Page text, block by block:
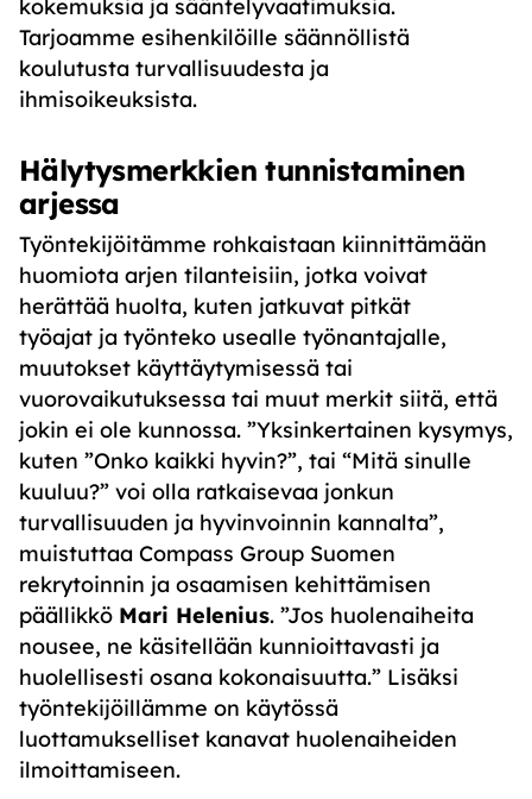
kokemuksia ja sääntelyvaatimuksia.
Tarjoamme esihenkilöille säännöllistä
koulutusta turvallisuudesta ja
ihmisoikeuksista.
Hälytysmerkkien tunnistaminen
arjessa
Työntekijöitämme rohkaistaan kiinnittämään
huomiota arjen tilanteisiin, jotka voivat
herättää huolta, kuten jatkuvat pitkät
työajat ja työnteko usealle työnantajalle,
muutokset käyttäytymisessä tai
vuorovaikutuksessa tai muut merkit siitä, että
jokin ei ole kunnossa. ”Yksinkertainen kysymys,
kuten ”Onko kaikki hyvin?”, tai “Mitä sinulle
kuuluu?” voi olla ratkaisevaa jonkun
turvallisuuden ja hyvinvoinnin kannalta”,
muistuttaa Compass Group Suomen
rekrytoinnin ja osaamisen kehittämisen
päällikkö Mari Helenius. ”Jos huolenaiheita
nousee, ne käsitellään kunnioittavasti ja
huolellisesti osana kokonaisuutta.” Lisäksi
työntekijöillämme on käytössä
luottamukselliset kanavat huolenaiheiden
ilmoittamiseen.